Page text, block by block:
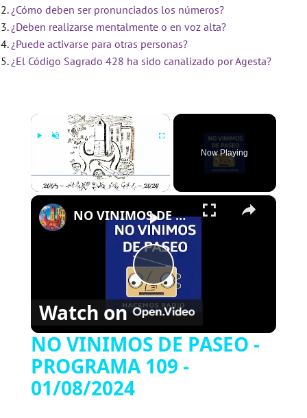
¿Cómo deben ser pronunciados los números?
¿Deben realizarse mentalmente o en voz alta?
¿Puede activarse para otras personas?
¿El Código Sagrado 428 ha sido canalizado por Agesta?
×
Now Playing
×
Play
NO VINIMOS DE PASEO - PROGRAMA 109 - 01/08/2024
Watch on
NO VINIMOS DE PASEO -
PROGRAMA 109 -
01/08/2024